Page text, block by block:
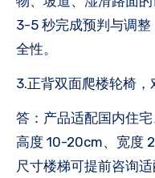
3-5 秒完成预判与调
全性。
3.正背双面爬楼轮椅，
答：产品适配国内住
高度 10-20cm、宽度
尺寸楼梯可提前咨询